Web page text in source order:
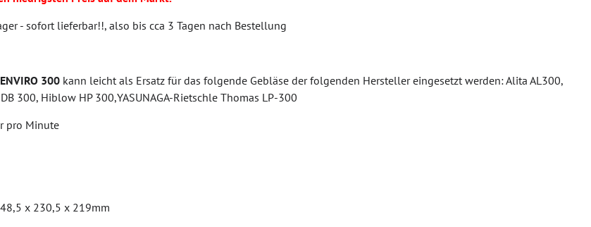
- sofort lieferbar!!, also bis cca 3 Tagen nach Bestellung
300 kann leicht als Ersatz für das folgende Gebläse der folgenden Hersteller eingesetzt werden: Alita AL300,
300, Hiblow HP 300,YASUNAGA-Rietschle Thomas LP-300
pro Minute
x 230,5 x 219mm